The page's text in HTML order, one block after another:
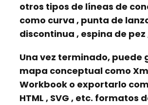
otros tipos de líneas de
como curva , punta de
discontinua , espina de pez
Una vez terminado, puede
mapa conceptual como
Workbook o exportarlo
HTML , SVG , etc. formatos